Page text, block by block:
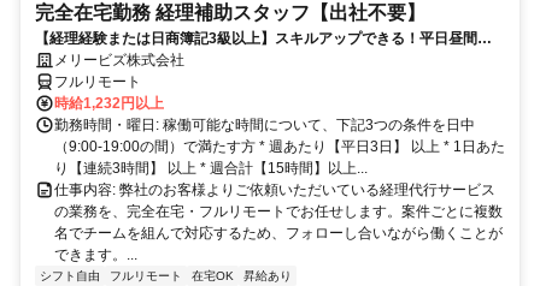
完全在宅勤務 経理補助スタッフ【出社不要】
【経理経験または日商簿記3級以上】スキルアップできる！平日昼間３h
～。完全在宅で育児・介護中の方も大歓迎♪
メリービズ株式会社
フルリモート
時給1,232円以上
勤務時間・曜日: 稼働可能な時間について、下記3つの条件を日中
（9:00-19:00の間）で満たす方 * 週あたり【平日3日】 以上 * 1日あた
り【連続3時間】 以上 * 週合計【15時間】以上...
仕事内容: 弊社のお客様よりご依頼いただいている経理代行サービス
の業務を、完全在宅・フルリモートでお任せします。案件ごとに複数
名でチームを組んで対応するため、フォローし合いながら働くことが
できます。...
シフト自由 フルリモート 在宅OK 昇給あり